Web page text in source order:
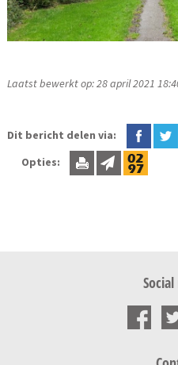
Laatst bewerkt op: 28 april 2021
Dit bericht delen via:
Opties: